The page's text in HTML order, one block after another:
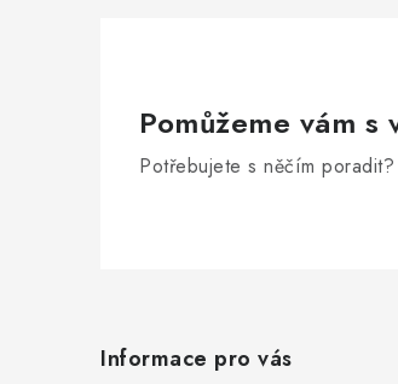
Pomůžeme vám s
Potřebujete s něčím poradit?
Informace pro vás